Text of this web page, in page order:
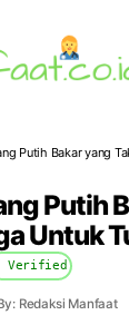
Putih Bakar yang
Putih
Untuk
Verified
Redaksi Manfaat